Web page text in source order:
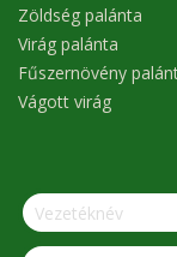
Zöldség palánta
Virág palánta
Fűszernövény
Vágott virág